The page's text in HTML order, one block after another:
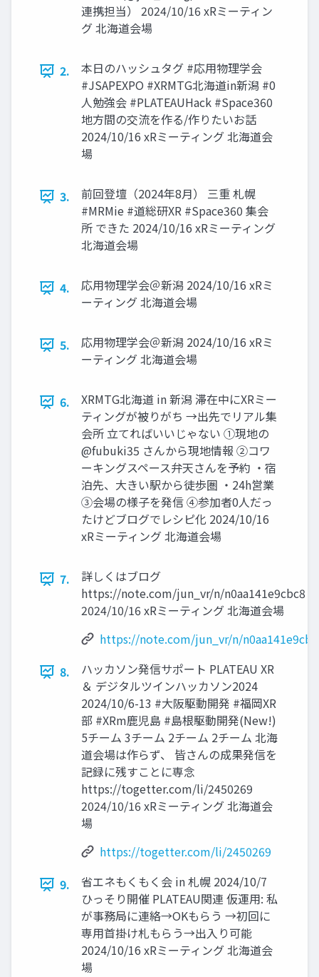
連携担当） 2024/10/16 xRミーティン
グ 北海道会場
2.
本日のハッシュタグ #応用物理学会
#JSAPEXPO #XRMTG北海道in新潟 #0
人勉強会 #PLATEAUHack #Space360
地方間の交流を作る/作りたいお話
2024/10/16 xRミーティング 北海道会
場
3.
前回登壇（2024年8月） 三重 札幌
#MRMie #道総研XR #Space360 集会
所 できた 2024/10/16 xRミーティング
北海道会場
4.
応用物理学会＠新潟 2024/10/16 xRミ
ーティング 北海道会場
5.
応用物理学会＠新潟 2024/10/16 xRミ
ーティング 北海道会場
6.
XRMTG北海道 in 新潟 滞在中にXRミー
ティングが被りがち →出先でリアル集
会所 立てればいいじゃない ①現地の
@fubuki35 さんから現地情報 ②コワ
ーキングスペース弁天さんを予約 ・宿
泊先、大きい駅から徒歩圏 ・24h営業
③会場の様子を発信 ④参加者0人だっ
たけどブログでレシピ化 2024/10/16
xRミーティング 北海道会場
7.
詳しくはブログ
https://note.com/jun_vr/n/n0aa141e9cbc8
2024/10/16 xRミーティング 北海道会場
https://note.com/jun_vr/n/
8.
ハッカソン発信サポート PLATEAU XR
＆ デジタルツインハッカソン2024
2024/10/6-13 #大阪駆動開発 #福岡XR
部 #XRm鹿児島 #島根駆動開発(New!)
5チーム 3チーム 2チーム 2チーム 北海
道会場は作らず、 皆さんの成果発信を
記録に残すことに専念
https://togetter.com/li/2450269
2024/10/16 xRミーティング 北海道会
場
https://togetter.com/li/2450269
9.
省エネもくもく会 in 札幌 2024/10/7
ひっそり開催 PLATEAU関連 仮運用: 私
が事務局に連絡→OKもらう →初回に
専用首掛け札もらう→出入り可能
2024/10/16 xRミーティング 北海道会
場